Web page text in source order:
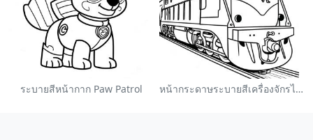
ระบายสีหน้ากาก Paw Patrol หน้ากระดาษระบายสีเครื่องจักรไอน้ำหลากสี